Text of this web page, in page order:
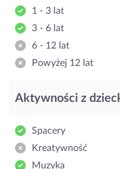
1 - 3 lat
3 - 6 lat
6 - 12 lat
Powyżej 12 lat
Aktywności z
Spacery
Kreatywność
Muzyka